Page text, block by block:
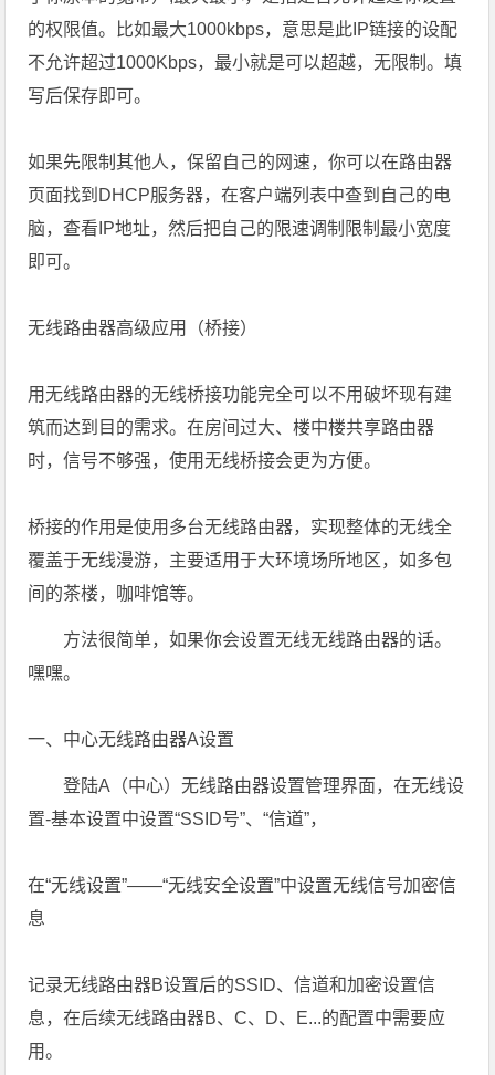
的权限值。比如最大1000kbps，意思是此IP链接的设配
不允许超过1000Kbps，最小就是可以超越，无限制。填
写后保存即可。
如果先限制其他人，保留自己的网速，你可以在路由器
页面找到DHCP服务器，在客户端列表中查到自己的电
脑，查看IP地址，然后把自己的限速调制限制最小宽度
即可。
无线路由器高级应用（桥接）
用无线路由器的无线桥接功能完全可以不用破坏现有建
筑而达到目的需求。在房间过大、楼中楼共享路由器
时，信号不够强，使用无线桥接会更为方便。
桥接的作用是使用多台无线路由器，实现整体的无线全
覆盖于无线漫游，主要适用于大环境场所地区，如多包
间的茶楼，咖啡馆等。
方法很简单，如果你会设置无线无线路由器的话。
嘿嘿。
一、中心无线路由器A设置
登陆A（中心）无线路由器设置管理界面，在无线设
置-基本设置中设置“SSID号”、“信道”，
在“无线设置”——“无线安全设置”中设置无线信号加密信
息
记录无线路由器B设置后的SSID、信道和加密设置信
息，在后续无线路由器B、C、D、E...的配置中需要应
用。